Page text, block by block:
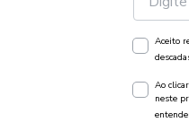
Aceito
Ao
neste